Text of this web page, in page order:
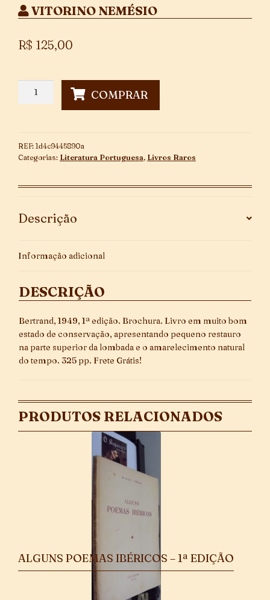
VITORINO NEMÉSIO
R$ 125,00
~
COMPRAR
REF: 1d4c9445890a
Categorias: Literatura Portuguesa, Livros Raros
Descrição
Informação adicional
DESCRIÇÃO
Bertrand, 1949, 1ª edição. Brochura. Livro em muito bom
estado de conservação, apresentando pequeno restauro
na parte superior da lombada e o amarelecimento natural
do tempo. 325 pp. Frete Grátis!
PRODUTOS RELACIONADOS
ALGUNS POEMAS IBÉRICOS – 1ª EDIÇÃO